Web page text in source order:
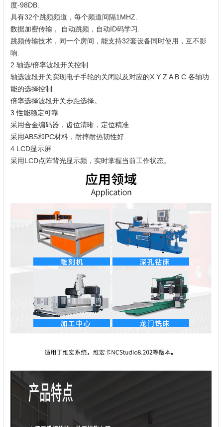
度-98DB.
具有32个跳频频道，每个频道间隔1MHZ.
数据加密传输， 自动跳频，自动ID码学习.
跳频传输技术，同一个房间，能支持32套设备同时使用，互不影
响.
2 轴选/倍率波段开关控制
轴选波段开关实现电子手轮的关闭以及对应的X Y Z A B C 各轴功
能的选择控制.
倍率选择波段开关步距选择。
3 性能稳定可靠
采用合金编码器，齿位清晰，定位精准.
采用ABS和PC材料，耐摔耐热韧性好.
4 LCD显示屏
采用LCD点阵背光显示频，实时掌握当前工作状态。